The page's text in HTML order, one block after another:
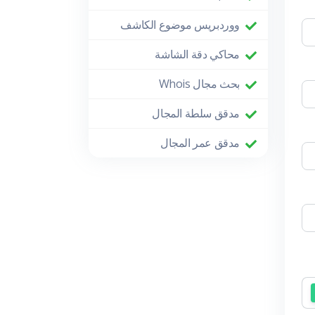
ووردبريس موضوع الكاشف
محاكي دقة الشاشة
بحث مجال Whois
مدقق سلطة المجال
مدقق عمر المجال